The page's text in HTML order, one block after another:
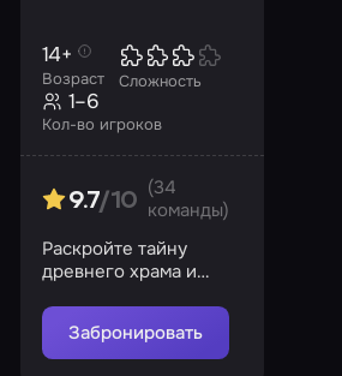
Возраст
14+
Сложность
Кол-во игроков
1–6
9.7/10
(34
команды)
Раскройте тайну
древнего храма и
великого зла
Забронировать